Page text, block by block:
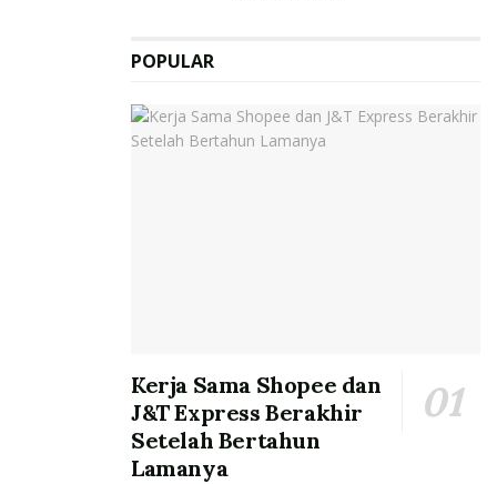
POPULAR
Kerja Sama Shopee dan
J&T Express Berakhir
Setelah Bertahun
Lamanya